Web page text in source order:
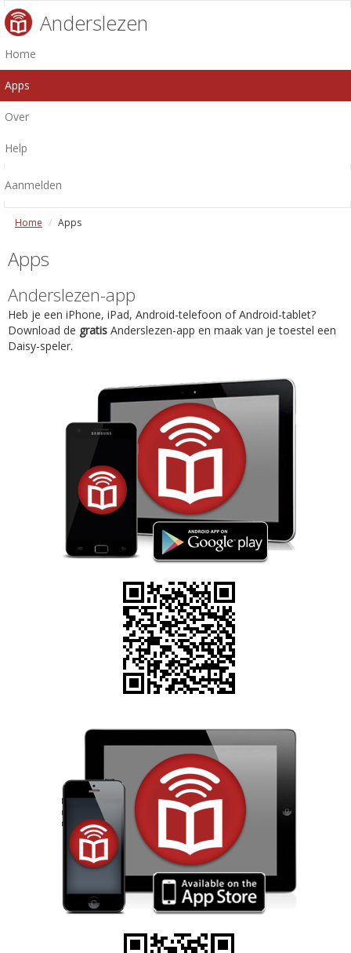
Anderslezen
Home
Apps
Over
Help
Aanmelden
Home Apps
Apps
Anderslezen-app
Heb je een iPhone, iPad, Android-telefoon of Android-tablet?
Download de gratis Anderslezen-app en maak van je toestel een
Daisy-speler.